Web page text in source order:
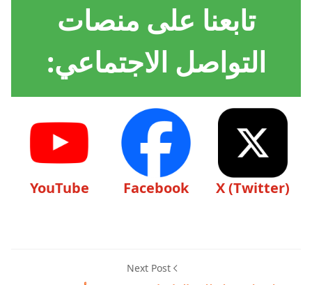
تابعنا على منصات
التواصل الاجتماعي:
X (Twitter)
Facebook
YouTube
Next Post